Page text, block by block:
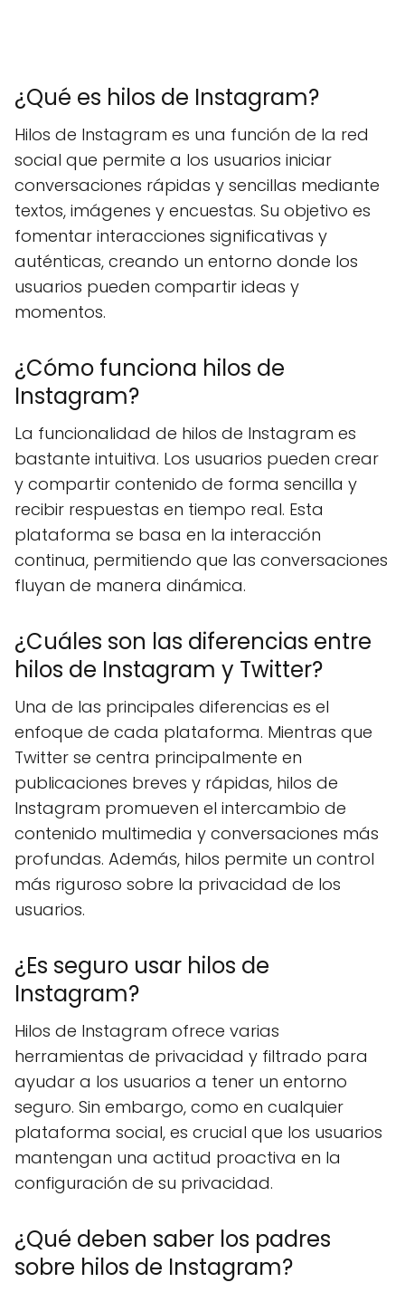
¿Qué es hilos de Instagram?
Hilos de Instagram es una función de la red
social que permite a los usuarios iniciar
conversaciones rápidas y sencillas mediante
textos, imágenes y encuestas. Su objetivo es
fomentar interacciones significativas y
auténticas, creando un entorno donde los
usuarios pueden compartir ideas y
momentos.
¿Cómo funciona hilos de
Instagram?
La funcionalidad de hilos de Instagram es
bastante intuitiva. Los usuarios pueden crear
y compartir contenido de forma sencilla y
recibir respuestas en tiempo real. Esta
plataforma se basa en la interacción
continua, permitiendo que las conversaciones
fluyan de manera dinámica.
¿Cuáles son las diferencias entre
hilos de Instagram y Twitter?
Una de las principales diferencias es el
enfoque de cada plataforma. Mientras que
Twitter se centra principalmente en
publicaciones breves y rápidas, hilos de
Instagram promueven el intercambio de
contenido multimedia y conversaciones más
profundas. Además, hilos permite un control
más riguroso sobre la privacidad de los
usuarios.
¿Es seguro usar hilos de
Instagram?
Hilos de Instagram ofrece varias
herramientas de privacidad y filtrado para
ayudar a los usuarios a tener un entorno
seguro. Sin embargo, como en cualquier
plataforma social, es crucial que los usuarios
mantengan una actitud proactiva en la
configuración de su privacidad.
¿Qué deben saber los padres
sobre hilos de Instagram?